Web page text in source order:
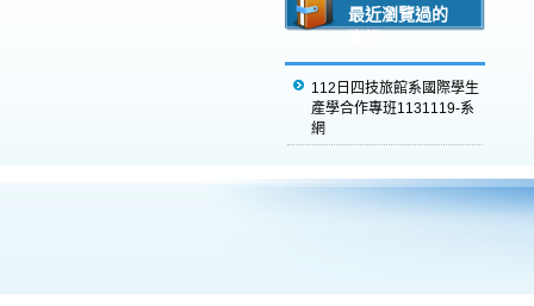
最近瀏覽過的
112日四技旅館系國際學生
產學合作專班1131119-系
網